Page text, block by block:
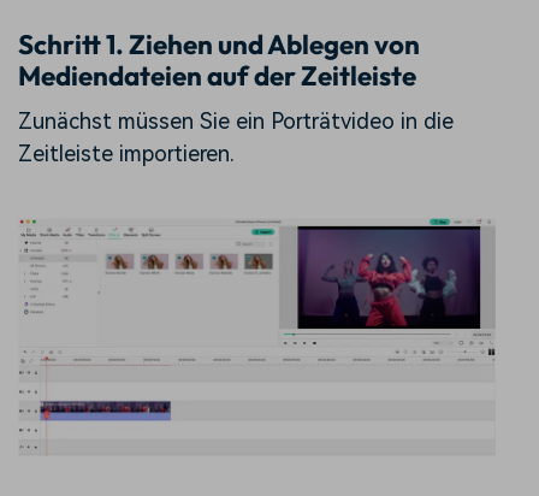
Schritt 1. Ziehen und Ablegen von
Mediendateien auf der Zeitleiste
Zunächst müssen Sie ein Porträtvideo in die
Zeitleiste importieren.